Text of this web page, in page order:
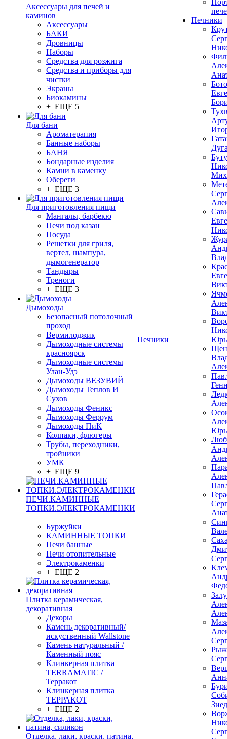
Аксессуары для печей и
каминов
Аксессуары
БАКИ
Дровницы
Наборы
Средства для розжига
Средства и приборы для
чистки
Экраны
Биокамины
+ ЕЩЕ 5
Для бани
Ароматерапия
Банные наборы
БАНЯ
Бондарные изделия
Камни в каменку
Обереги
+ ЕЩЕ 3
Для приготовления пищи
Мангалы, барбекю
Печи под казан
Посуда
Решетки для гриля,
вертел, шампура,
дымогенератор
Тандыры
Треноги
+ ЕЩЕ 3
Дымоходы
Безопасный потолочный
проход
Вермилоджик
Дымоходные системы
красноярск
Дымоходные системы
Улан-Удэ
Дымоходы ВЕЗУВИЙ
Дымоходы Теплов И
Сухов
Дымоходы Феникс
Дымоходы Феррум
Дымоходы ПиК
Колпаки, флюгеры
Трубы, переходники,
тройники
УМК
+ ЕЩЕ 9
ПЕЧИ.КАМИННЫЕ
ТОПКИ.ЭЛЕКТРОКАМЕНКИ
Буржуйки
КАМИННЫЕ ТОПКИ
Печи банные
Печи отопительные
Электрокаменки
+ ЕЩЕ 2
Плитка керамическая,
декоративная
Декоры
Камень декоративный/
искуственный Wallstone
Камень натуральный /
Каменный пояс
Клинкерная плитка
TERRAMATIC /
Терракот
Клинкерная плитка
ТЕРРАКОТ
+ ЕЩЕ 2
Отделка, лаки, краски, патина,
Печники
Печники